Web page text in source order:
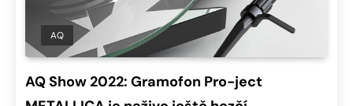
AQ
AQ Show 2022: Gramofon Pro-ject